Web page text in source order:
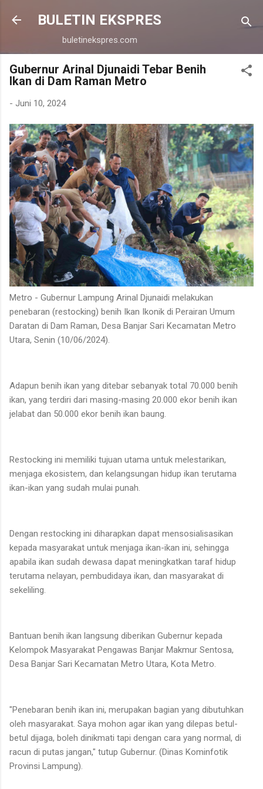
Langsung ke konten utama
BULETIN EKSPRES
buletinekspres.com
Gubernur Arinal Djunaidi Tebar Benih
Ikan di Dam Raman Metro
- Juni 10, 2024
Metro - Gubernur Lampung Arinal Djunaidi melakukan
penebaran (restocking) benih Ikan Ikonik di Perairan Umum
Daratan di Dam Raman, Desa Banjar Sari Kecamatan Metro
Utara, Senin (10/06/2024).
Adapun benih ikan yang ditebar sebanyak total 70.000 benih
ikan, yang terdiri dari masing-masing 20.000 ekor benih ikan
jelabat dan 50.000 ekor benih ikan baung.
Restocking ini memiliki tujuan utama untuk melestarikan,
menjaga ekosistem, dan kelangsungan hidup ikan terutama
ikan-ikan yang sudah mulai punah.
Dengan restocking ini diharapkan dapat mensosialisasikan
kepada masyarakat untuk menjaga ikan-ikan ini, sehingga
apabila ikan sudah dewasa dapat meningkatkan taraf hidup
terutama nelayan, pembudidaya ikan, dan masyarakat di
sekeliling.
Bantuan benih ikan langsung diberikan Gubernur kepada
Kelompok Masyarakat Pengawas Banjar Makmur Sentosa,
Desa Banjar Sari Kecamatan Metro Utara, Kota Metro.
"Penebaran benih ikan ini, merupakan bagian yang dibutuhkan
oleh masyarakat. Saya mohon agar ikan yang dilepas betul-
betul dijaga, boleh dinikmati tapi dengan cara yang normal, di
racun di putas jangan," tutup Gubernur. (Dinas Kominfotik
Provinsi Lampung).